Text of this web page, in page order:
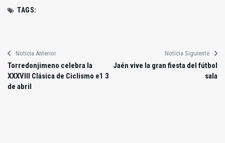
TAGS:
Noticia Anterior
Torredonjimeno celebra la
XXXVIII Clásica de Ciclismo e1 3
de abril
Noticia Siguiente
Jaén vive la gran fiesta del fútbol
sala